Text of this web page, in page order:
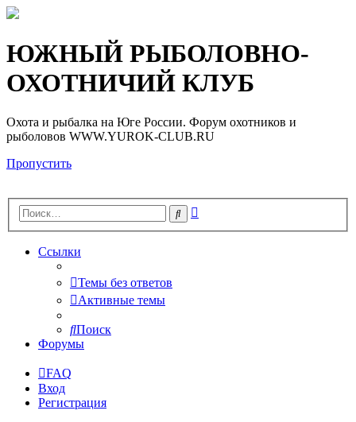
Регистрация
ЮЖНЫЙ РЫБОЛОВНО-
ОХОТНИЧИЙ КЛУБ
Охота и рыбалка на Юге России. Форум охотников и
рыболовов WWW.YUROK-CLUB.RU
Пропустить
Поиск
Ссылки
Темы без ответов
Активные темы
Поиск
Форумы
FAQ
Вход
Регистрация